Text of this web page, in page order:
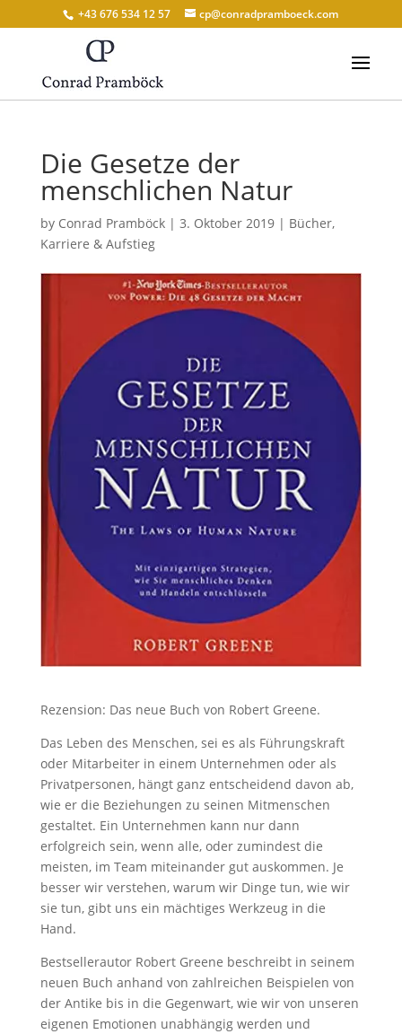
+43 676 534 12 57 cp@conradpramboeck.com
Die Gesetze der
menschlichen Natur
by Conrad Pramböck| 3. Oktober 2019| Bücher,
Karriere & Aufstieg
Rezension: Das neue Buch von Robert Greene.
Das Leben des Menschen, sei es als Führungskraft
oder Mitarbeiter in einem Unternehmen oder als
Privatpersonen, hängt ganz entscheidend davon ab,
wie er die Beziehungen zu seinen Mitmenschen
gestaltet. Ein Unternehmen kann nur dann
erfolgreich sein, wenn alle, oder zumindest die
meisten, im Team miteinander gut auskommen. Je
besser wir verstehen, warum wir Dinge tun, wie wir
sie tun, gibt uns ein mächtiges Werkzeug in die
Hand.
Bestsellerautor Robert Greene beschreibt in seinem
neuen Buch anhand von zahlreichen Beispielen von
der Antike bis in die Gegenwart, wie wir von unseren
eigenen Emotionen unabhängig werden und